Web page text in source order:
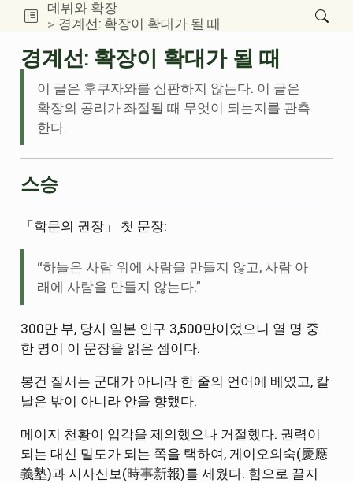
데뷔와 확장
경계선: 확장이 확대가 될 때
경계선: 확장이 확대가 될 때
이 글은 후쿠자와를 심판하지 않는다. 이 글은
확장의 공리가 좌절될 때 무엇이 되는지를 관측
한다.
스승
「학문의 권장」 첫 문장:
“하늘은 사람 위에 사람을 만들지 않고, 사람 아
래에 사람을 만들지 않는다.”
300만 부, 당시 일본 인구 3,500만이었으니 열 명 중
한 명이 이 문장을 읽은 셈이다.
봉건 질서는 군대가 아니라 한 줄의 언어에 베였고, 칼
날은 밖이 아니라 안을 향했다.
메이지 천황이 입각을 제의했으나 거절했다. 권력이
되는 대신 밀도가 되는 쪽을 택하여, 게이오의숙(慶應
義塾)과 시사신보(時事新報)를 세웠다. 힘으로 끌지